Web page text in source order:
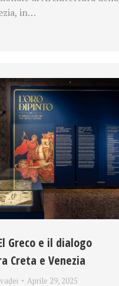
in…
Greco e il dialogo
Creta e Venezia
Aprile 29, 2025